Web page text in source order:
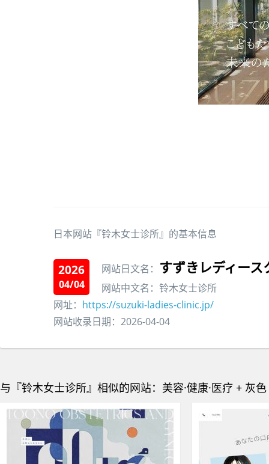
日本网站『铃木女士诊所』的基本信息
2026
04/04
网站日文名： すずきレディース
网站中文名：铃木女士诊所
网址： https://suzuki-ladies-clinic.jp/
网站收录日期：2026-04-04
与『铃木女士诊所』相似的网站：美容·健康·医疗 + 灰色